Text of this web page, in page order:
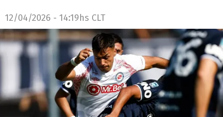
12/04/2026 - 14:19hs CLT